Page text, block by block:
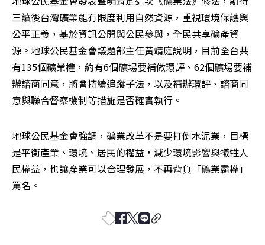
三讀後台灣礦業能有限度利用自然資源，重視環境保護與
公平正義，基於資訊公開與公民參與，全民共享礦產資
源。地球公民基金會議題部主任黃靖庭說明，目前全台共
有135個礦業權，約有6個礦場要補做環評、62個礦場要補
辦諮商同意，將會持續追蹤子法，以及補辦環評、諮商同
意與聯合督察機制等措施是否確實執行。
地球公民基金會強調，礦業改革不是要打倒水泥業，目標
是平衡產業、環境、居民的權益，減少環境影響與犧牲人
民權益，也讓產業可以合理發展，不再背負「礦業霸權」
罵名。